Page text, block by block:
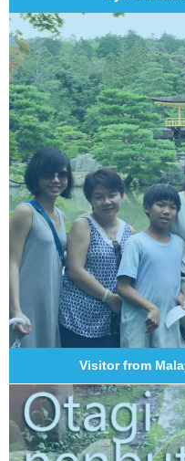
Visitor from